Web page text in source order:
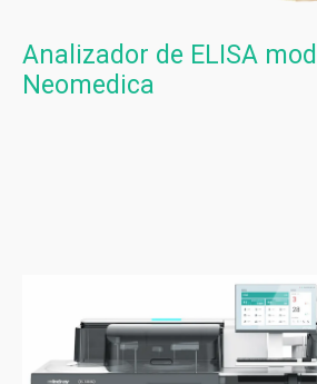
Analizador de ELISA
Neomedica